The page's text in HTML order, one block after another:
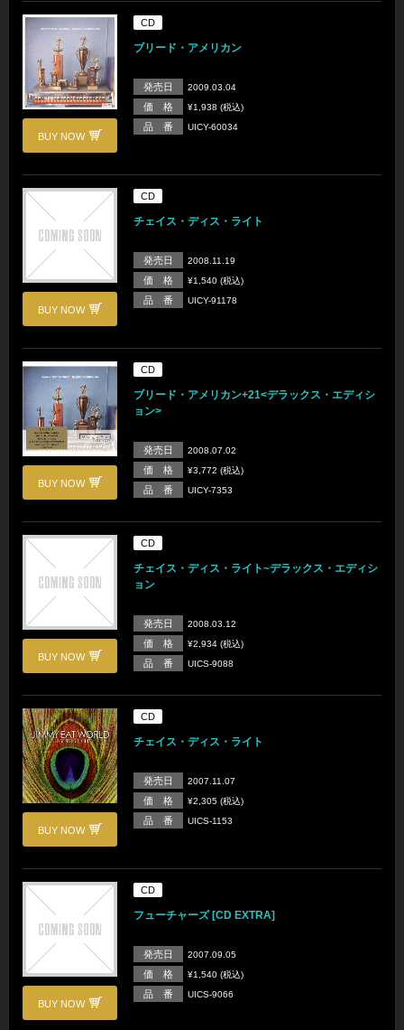
BUY NOW
CD
ブリード・アメリカン
発売日 2009.03.04
価 格 ¥1,938 (税込)
品 番 UICY-60034
BUY NOW
CD
チェイス・ディス・ライト
発売日 2008.11.19
価 格 ¥1,540 (税込)
品 番 UICY-91178
BUY NOW
CD
ブリード・アメリカン+21<デラックス・エディシ
ョン>
発売日 2008.07.02
価 格 ¥3,772 (税込)
品 番 UICY-7353
BUY NOW
CD
チェイス・ディス・ライト~デラックス・エディシ
ョン
発売日 2008.03.12
価 格 ¥2,934 (税込)
品 番 UICS-9088
BUY NOW
CD
チェイス・ディス・ライト
発売日 2007.11.07
価 格 ¥2,305 (税込)
品 番 UICS-1153
BUY NOW
CD
フューチャーズ [CD EXTRA]
発売日 2007.09.05
価 格 ¥1,540 (税込)
品 番 UICS-9066